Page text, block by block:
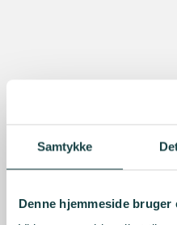
Samtykke
Denne hjemmeside bruger